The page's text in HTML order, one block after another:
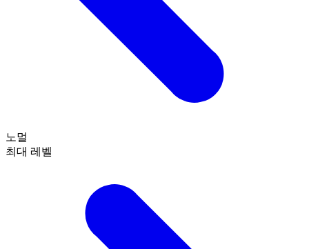
노멀
최대 레벨